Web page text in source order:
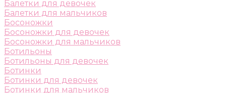
Балетки для девочек
Балетки для мальчиков
Босоножки
Босоножки для девочек
Босоножки для мальчиков
Ботильоны
Ботильоны для девочек
Ботинки
Ботинки для девочек
Ботинки для мальчиков